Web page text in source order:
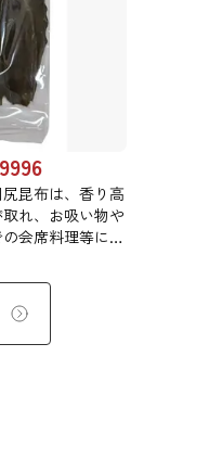
昆布は、香り高
れ、お吸い物や
会席料理等にも